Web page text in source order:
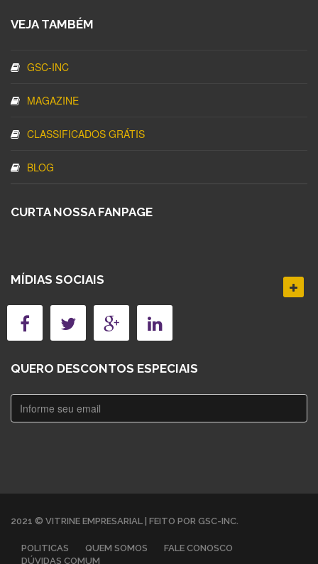
VEJA TAMBÉM
GSC-INC
MAGAZINE
CLASSIFICADOS GRÁTIS
BLOG
CURTA NOSSA FANPAGE
MÍDIAS SOCIAIS
QUERO DESCONTOS ESPECIAIS
2021 © VITRINE EMPRESARIAL | FEITO POR GSC-INC.
POLITICAS QUEM SOMOS
FALE CONOSCO
DÚVIDAS COMUM